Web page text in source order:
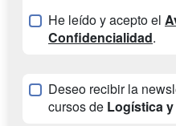
He leído y acepto el
Confidencialidad.
Deseo recibir la
cursos de Logística